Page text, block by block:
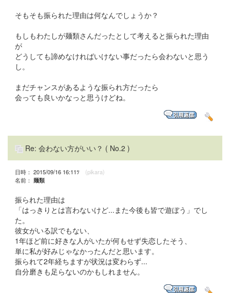
そもそも振られた理由は何なんでしょうか？
もしもわたしが麺類さんだったとして考えると振られた理由
が
どうしても諦めなければいけない事だったら会わないと思う
し。
まだチャンスがあるような振られ方だったら
会っても良いかなっと思うけどね。
Re: 会わない方がいい？ ( No.2 )
日時： 2015/09/16 16:11ﾂ (pikara)
名前： 麺類
振られた理由は
「はっきりとは言わないけど...また今後も皆で遊ぼう」でし
た。
彼女がいる訳でもない、
1年ほど前に好きな人がいたが何もせず失恋したそう、
単に私が好みじゃなかったんだと思います。
振られて2年経ちますが状況は変わらず...
自分磨きも足らないのかもしれません。